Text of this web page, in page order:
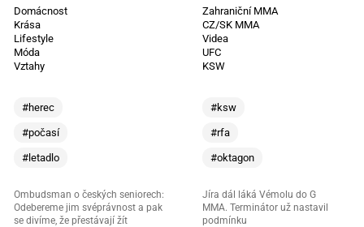
Domácnost
Krása
Lifestyle
Móda
Vztahy
#herec
#počasí
#letadlo
Ombudsman o českých seniorech:
Odebereme jim svéprávnost a pak
se divíme, že přestávají žít
Zahraniční MMA
CZ/SK MMA
Videa
UFC
KSW
#ksw
#rfa
#oktagon
Jíra dál láká Vémolu do G
MMA. Terminátor už nastavil
podmínku